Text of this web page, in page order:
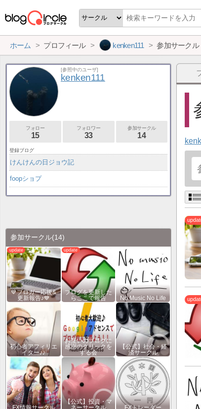
ホーム プロフィール kenken111 参加サークル
[参照中のユーザ]
kenken111
フォロー
15
フォロワー
33
参加サークル
14
登録ブログ
けんけんの日ジョウ記
foopショプ
参加サークル(14)
💙ブロガー応援&
更新報告♪💙
ブログを更新した
らここで報告
No Music No Life
初心者アフィリエ
イター♪♪
お互いのブログに
感謝のクリックを
する会
【公式】社会・経
済サークル
FX情報サークル
【公式】投資・マ
ネーサークル
FXトレーダー